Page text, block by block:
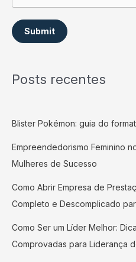
Submit
Posts recentes
Blister Pokémon: guia do
Empreendedorismo Feminino
Mulheres de Sucesso
Como Abrir Empresa de
Completo e Descomplicado
Como Ser um Líder Melhor:
Comprovadas para Liderança